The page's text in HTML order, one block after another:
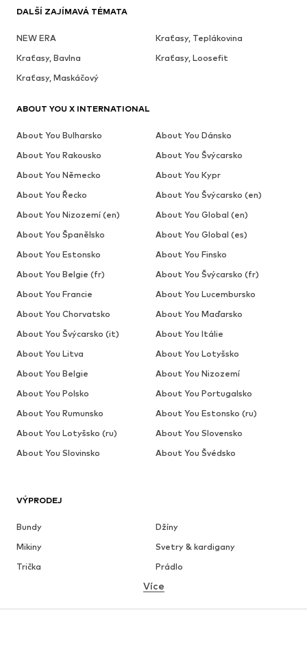
VÝPRODEJ
Bundy
Džíny
Mikiny
Svetry & kardigany
Trička
Prádlo
Košile
Kabáty
Obleky & saka
Více
DALŠÍ ZAJÍMAVÁ TÉMATA
NEW ERA
Kraťasy, Teplákovina
Kraťasy, Bavlna
Kraťasy, Loosefit
Kraťasy, Maskáčový
ABOUT YOU X INTERNATIONAL
About You Bulharsko
About You Dánsko
About You Rakousko
About You Švýcarsko
About You Německo
About You Kypr
About You Řecko
About You Švýcarsko (en)
About You Nizozemí (en)
About You Global (en)
About You Španělsko
About You Global (es)
About You Estonsko
About You Finsko
About You Belgie (fr)
About You Švýcarsko (fr)
About You Francie
About You Lucembursko
About You Chorvatsko
About You Maďarsko
About You Švýcarsko (it)
About You Itálie
About You Litva
About You Lotyšsko
About You Belgie
About You Nizozemí
About You Polsko
About You Portugalsko
About You Rumunsko
About You Estonsko (ru)
About You Lotyšsko (ru)
About You Slovensko
About You Slovinsko
About You Švédsko